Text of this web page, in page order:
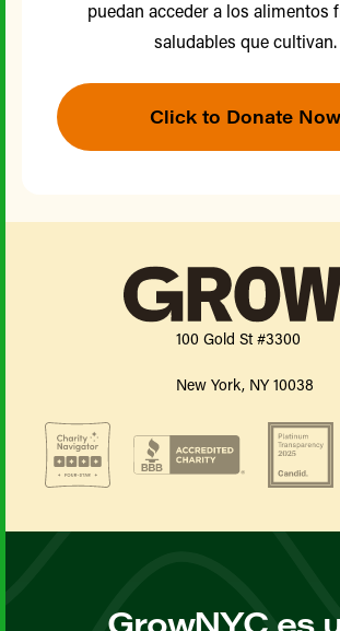
puedan acceder a los alimentos
saludables que cultivan.
Click to Donate Now
100 Gold St #3300
New York, NY 10038
GrowNYC es